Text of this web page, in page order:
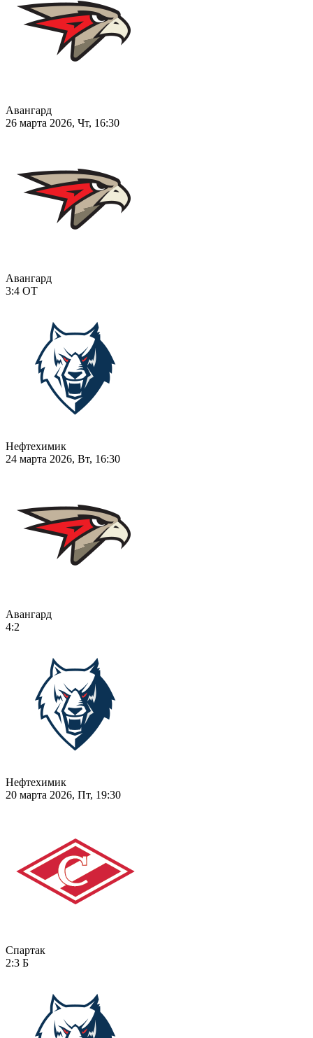
Авангард
26 марта 2026, Чт, 16:30
Авангард
3:4 ОТ
Нефтехимик
24 марта 2026, Вт, 16:30
Авангард
4:2
Нефтехимик
20 марта 2026, Пт, 19:30
Спартак
2:3 Б